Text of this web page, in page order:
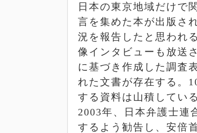
日本の東京地域だけで
言を集めた本が出版さ
況を報告したと思われ
像インタビューも放送
に基づき作成した調査
れた文書が存在する。
する資料は山積している
2003年、日本弁護士連
するよう勧告し、安倍